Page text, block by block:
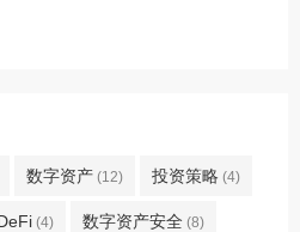
数字资产 (12) 投资策略 (4)
(4) 数字资产安全 (8)